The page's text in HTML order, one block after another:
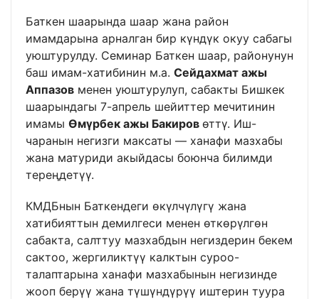
Баткен шаарында шаар жана район
имамдарына арналган бир күндүк окуу сабагы
уюштурулду. Семинар Баткен шаар, районунун
баш имам-хатибинин м.а. Сейдахмат ажы
Аппазов менен уюштурулуп, сабакты Бишкек
шаарындагы 7-апрель шейиттер мечитинин
имамы Өмүрбек ажы Бакиров өттү. Иш-
чаранын негизги максаты — ханафи мазхабы
жана матуриди акыйдасы боюнча билимди
тереңдетүү.
КМДБнын Баткендеги өкүлчүлүгү жана
хатибияттын демилгеси менен өткөрүлгөн
сабакта, салттуу мазхабдын негиздерин бекем
сактоо, жергиликтүү калктын суроо-
талаптарына ханафи мазхабынын негизинде
жооп берүү жана түшүндүрүү иштерин туура